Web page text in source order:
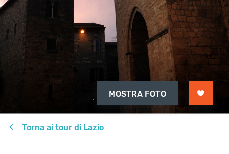
MOSTRA FOTO
Torna ai tour di Lazio